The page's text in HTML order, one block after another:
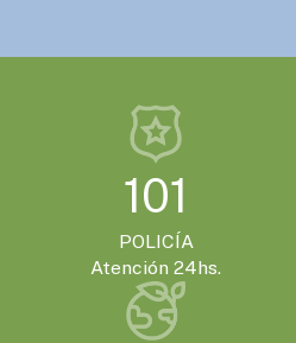
101
POLICÍA
Atención 24hs.